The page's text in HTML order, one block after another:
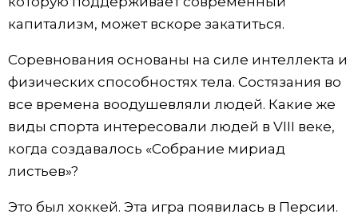
капитализм, может вскоре закатиться.
Соревнования основаны на силе интеллекта и
физических способностях тела. Состязания во
все времена воодушевляли людей. Какие же
виды спорта интересовали людей в VIII веке,
когда создавалось «Собрание мириад
листьев»?
Это был хоккей. Эта игра появилась в Персии.